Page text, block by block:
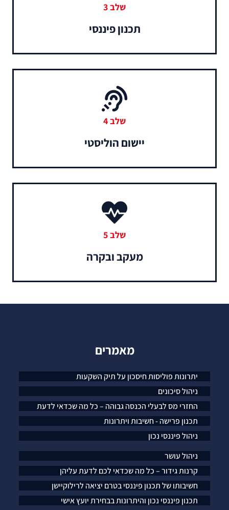
שלב 3
תכנון פיננסי
שלב 4
יישום הוליסטי​
שלב 5
מעקב ובקרה
מאמרים
יתרונות פוליסות חיסכון על תיק השקעות
ניהול סיכונים
החזרי מס לבעלי הכנסה גבוהה – כל מה שכדאי לדעת
תכנון פרישה - חשיבות ויתרונות
ניהול פיננסי נכון
ניהול עושר
קרנות גידור – כל מה שכדאי לכם לדעת עליהן
חשיבותו של תכנון פיננסי בטרם יציאה לרילוקיישן
תכנון פיננסי נכון והיתרונות בבחירת יועץ אישי